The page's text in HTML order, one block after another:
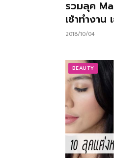
รวมลุค
เช้าทำงาน
2018/10/04
BEAUTY